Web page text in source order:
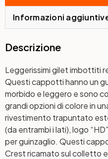
Informazioni
Descrizione
Leggerissimi gilet imbottiti
Questi cappotti hanno un
morbido e leggero e sono
grandi opzioni di colore in
rivestimento trapuntato
(da entrambi i lati), logo
per guinzaglio. Questi
Crest ricamato sul colletto